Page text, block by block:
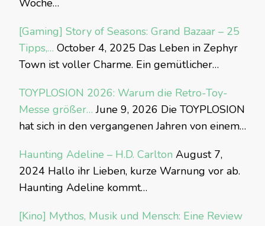
Woche…
[Gaming] Story of Seasons: Grand Bazaar – 25
Tipps,… October 4, 2025 Das Leben in Zephyr
Town ist voller Charme. Ein gemütlicher…
TOYPLOSION 2026: Warum die Retro-Toy-
Messe größer… June 9, 2026 Die TOYPLOSION
hat sich in den vergangenen Jahren von einem…
Haunting Adeline – H.D. Carlton August 7,
2024 Hallo ihr Lieben, kurze Warnung vor ab.
Haunting Adeline kommt…
[Kino] Mythos, Musik und Mensch: Eine Review